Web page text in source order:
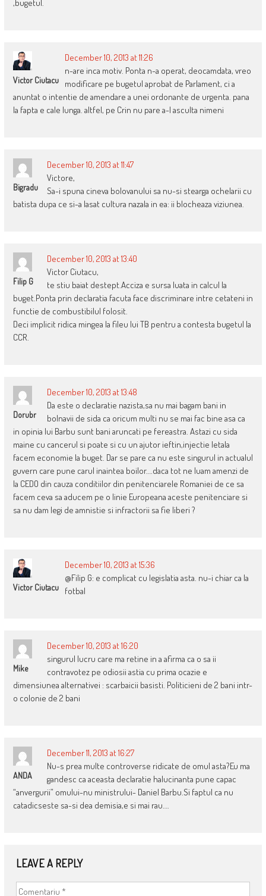
,bugetul.
Victor Ciutacu
December 10, 2013 at 11:26
n-are inca motiv. Ponta n-a operat, deocamdata, vreo
modificare pe bugetul aprobat de Parlament, ci a
anuntat o intentie de amendare a unei ordonante de urgenta. pana
la fapta e cale lunga. altfel, pe Crin nu pare a-l asculta nimeni
Bigradu
December 10, 2013 at 11:47
Victore,
Sa-i spuna cineva bolovanului sa nu-si stearga ochelarii cu
batista dupa ce si-a lasat cultura nazala in ea: ii blocheaza viziunea.
Filip G
December 10, 2013 at 13:40
Victor Ciutacu,
te stiu baiat destept.Acciza e sursa luata in calcul la
buget.Ponta prin declaratia facuta face discriminare intre cetateni in
functie de combustibilul folosit.
Deci implicit ridica mingea la fileu lui TB pentru a contesta bugetul la
CCR.
Dorubr
December 10, 2013 at 13:48
Da este o declaratie nazista,sa nu mai bagam bani in
bolnavii de sida ca oricum multi nu se mai fac bine asa ca
in opinia lui Barbu sunt bani aruncati pe fereastra. Astazi cu sida
maine cu cancerul si poate si cu un ajutor ieftin,injectie letala
facem economie la buget. Dar se pare ca nu este singurul in actualul
guvern care pune carul inaintea boilor….daca tot ne luam amenzi de
la CEDO din cauza conditiilor din penitenciarele Romaniei de ce sa
facem ceva sa aducem pe o linie Europeana aceste penitenciare si
sa nu dam legi de amnistie si infractorii sa fie liberi ?
Victor Ciutacu
December 10, 2013 at 15:36
@Filip G: e complicat cu legislatia asta. nu-i chiar ca la
fotbal
Mike
December 10, 2013 at 16:20
singurul lucru care ma retine in a afirma ca o sa ii
contravotez pe odiosii astia cu prima ocazie e
dimensiunea alternativei : scarbaicii basisti. Politicieni de 2 bani intr-
o colonie de 2 bani
ANDA
December 11, 2013 at 16:27
Nu-s prea multe controverse ridicate de omul asta?Eu ma
gandesc ca aceasta declaratie halucinanta pune capac
“anvergurii” omului-nu ministrului- Daniel Barbu.Si faptul ca nu
catadicseste sa-si dea demisia,e si mai rau….
LEAVE A REPLY